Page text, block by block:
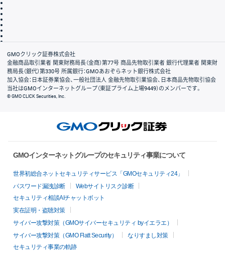
会社案内
GMOクリック証券株式会社
金融商品取引業者 関東財務局長（金商）第77号 商品先物取引業者 銀行代理業者 関東財
務局長（銀代）第330号 所属銀行：GMOあおぞらネット銀行株式会社
加入協会：日本証券業協会、一般社団法人 金融先物取引業協会、日本商品先物取引協会
当社はGMOインターネットグループ（東証プライム上場9449）のメンバーです。
© GMO CLICK Securities, Inc.
GMOインターネットグループのセキュリティ事業について
世界初総合ネットセキュリティサービス「GMOセキュリティ24」
パスワード漏洩診断
Webサイトリスク診断
セキュリティ相談AIチャットボット
実在証明・盗聴対策
サイバー攻撃対策（GMOサイバーセキュリティ byイエラエ）
サイバー攻撃対策（GMO Flatt Security）
なりすまし対策
セキュリティ事業の軌跡